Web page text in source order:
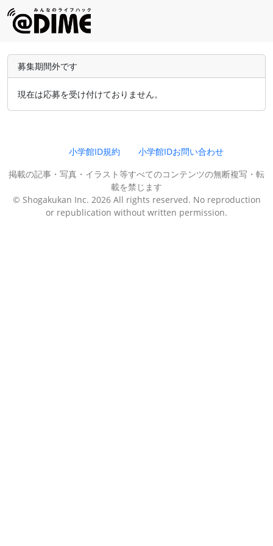
募集期間外です
現在は応募を受け付けておりません。
小学館ID規約
小学館IDお問い合わせ
掲載の記事・写真・イラスト等すべてのコンテンツの無断複写・転
載を禁じます
© Shogakukan Inc. 2026 All rights reserved. No reproduction
or republication without written permission.